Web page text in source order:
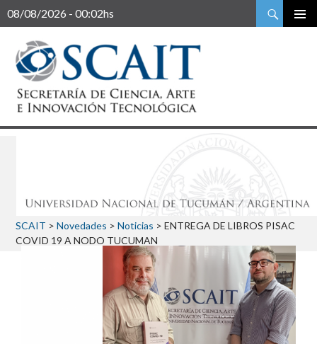
08/08/2026 - 00:02hs
Buscar
SCAIT > Novedades > Noticias > ENTREGA DE LIBROS PISAC
COVID 19 A NODO TUCUMAN